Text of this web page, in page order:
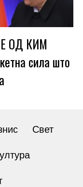
ОД КИМ
сила што
Свет